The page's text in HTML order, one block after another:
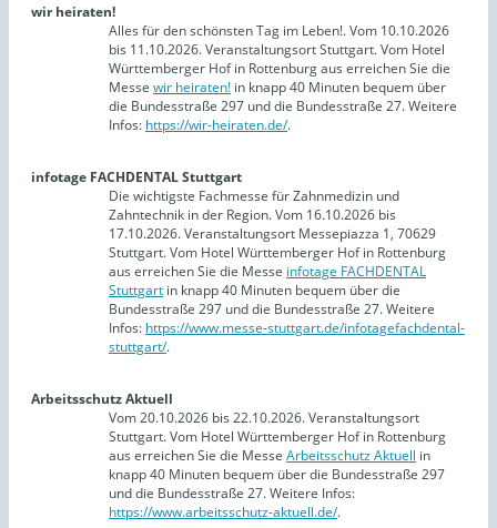
wir heiraten!
Alles für den schönsten Tag im Leben!. Vom 10.10.2026
bis 11.10.2026. Veranstaltungsort Stuttgart. Vom Hotel
Württemberger Hof in Rottenburg aus erreichen Sie die
Messe wir heiraten! in knapp 40 Minuten bequem über
die Bundesstraße 297 und die Bundesstraße 27. Weitere
Infos: https://wir-heiraten.de/.
infotage FACHDENTAL Stuttgart
Die wichtigste Fachmesse für Zahnmedizin und
Zahntechnik in der Region. Vom 16.10.2026 bis
17.10.2026. Veranstaltungsort Messepiazza 1, 70629
Stuttgart. Vom Hotel Württemberger Hof in Rottenburg
aus erreichen Sie die Messe infotage FACHDENTAL
Stuttgart in knapp 40 Minuten bequem über die
Bundesstraße 297 und die Bundesstraße 27. Weitere
Infos: https://www.messe-stuttgart.de/infotagefachdental-
stuttgart/.
Arbeitsschutz Aktuell
Vom 20.10.2026 bis 22.10.2026. Veranstaltungsort
Stuttgart. Vom Hotel Württemberger Hof in Rottenburg
aus erreichen Sie die Messe Arbeitsschutz Aktuell in
knapp 40 Minuten bequem über die Bundesstraße 297
und die Bundesstraße 27. Weitere Infos:
https://www.arbeitsschutz-aktuell.de/.